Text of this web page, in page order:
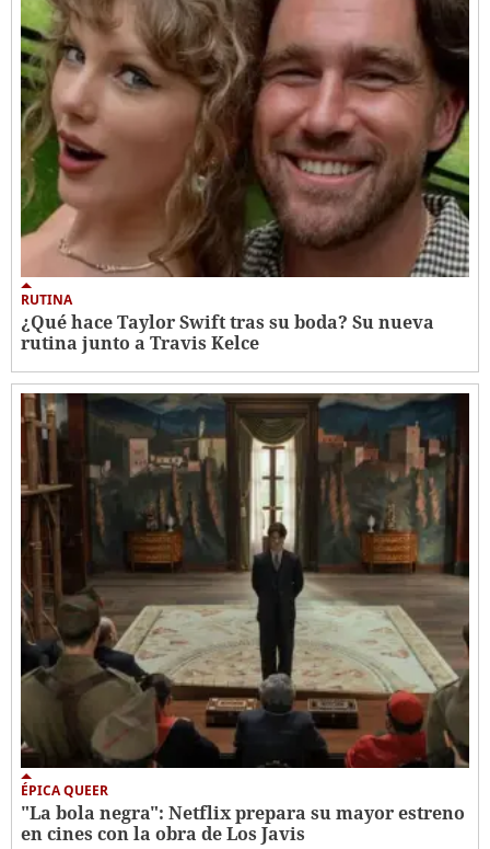
RUTINA
¿Qué hace Taylor Swift tras su boda? Su nueva
rutina junto a Travis Kelce
ÉPICA QUEER
"La bola negra": Netflix prepara su mayor estreno
en cines con la obra de Los Javis